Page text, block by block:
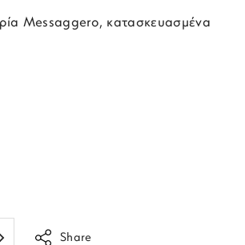
Messaggero, κατασκευασμένα
Share